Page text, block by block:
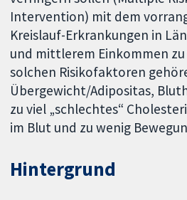
Intervention) mit dem
Kreislauf-Erkrankungen in
und mittlerem Einkommen
solchen Risikofaktoren
Übergewicht/Adipositas,
zu viel „schlechtes“
im Blut und zu wenig
Hintergrund